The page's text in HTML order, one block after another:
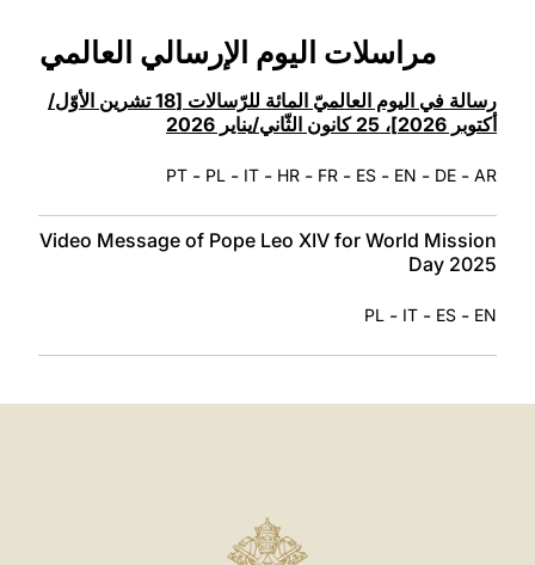
中文
LATINE
مراسلات اليوم الإرسالي العالمي
رسالة في اليوم العالميّ المائة للرّسالات [18 تشرين الأوّل/
أكتوبر 2026]، 25 كانون الثّاني/يناير 2026
AR
-
DE
-
EN
-
ES
-
FR
-
HR
-
IT
-
PL
-
PT
Video Message of Pope Leo XIV for World Mission
Day 2025
EN
-
ES
-
IT
-
PL